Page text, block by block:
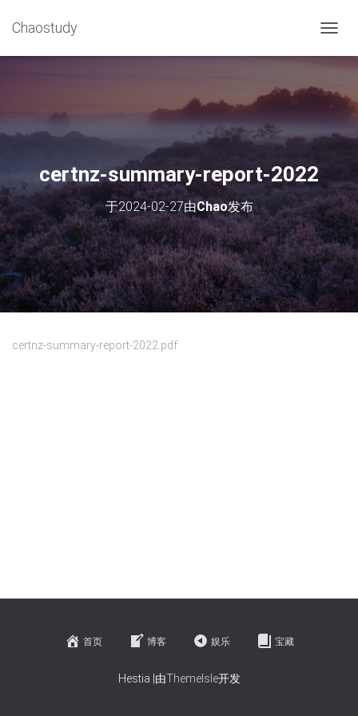
Chaostudy
换
certnz-summary-report-2022
于2024-02-27由Chao发布
certnz-summary-report-2022.pdf
首页 博客 娱乐 宝藏
Hestia |由ThemeIsle开发